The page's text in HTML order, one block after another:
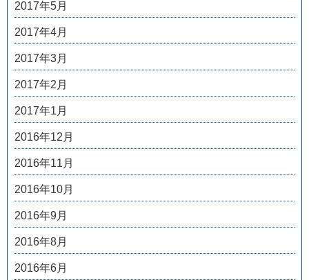
2017年5月
2017年4月
2017年3月
2017年2月
2017年1月
2016年12月
2016年11月
2016年10月
2016年9月
2016年8月
2016年6月